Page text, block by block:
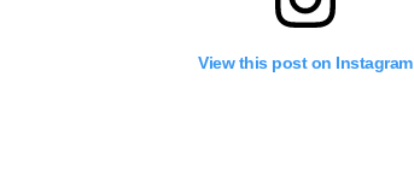
View this post on Instagram